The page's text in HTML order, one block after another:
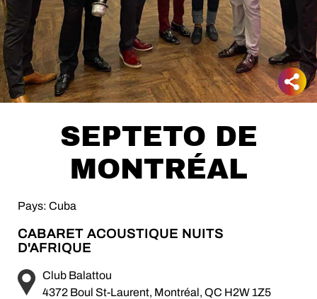
SEPTETO DE
MONTRÉAL
Pays: Cuba
CABARET ACOUSTIQUE NUITS
D'AFRIQUE
Club Balattou
4372 Boul St-Laurent, Montréal, QC H2W 1Z5